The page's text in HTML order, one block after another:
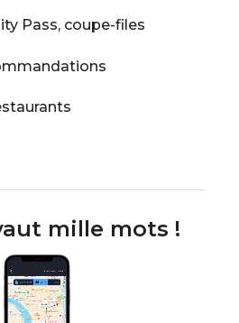
Pass, coupe-files
mille mots !